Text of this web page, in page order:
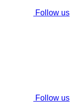
Follow us
Follow us